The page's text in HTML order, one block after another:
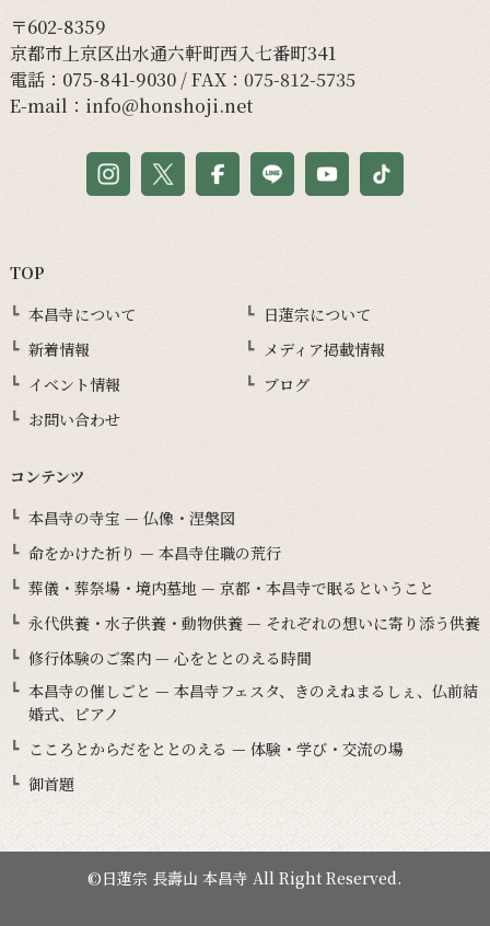
〒602-8359
京都市上京区出水通六軒町西入七番町341
電話： 075-841-9030/ FAX：075-812-5735
E-mail： info@honshoji.net
TOP
本昌寺について
日蓮宗について
新着情報
メディア掲載情報
イベント情報
ブログ
お問い合わせ
コンテンツ
本昌寺の寺宝 — 仏像・涅槃図
命をかけた祈り — 本昌寺住職の荒行
葬儀・葬祭場・境内墓地 — 京都・本昌寺で眠るということ
永代供養・水子供養・動物供養 — それぞれの想いに寄り添う供養
修行体験のご案内 — 心をととのえる時間
本昌寺の催しごと — 本昌寺フェスタ、きのえねまるしぇ、仏前結
婚式、ピアノ
こころとからだをととのえる — 体験・学び・交流の場
御首題
©日蓮宗 長壽山 本昌寺 All Right Reserved.